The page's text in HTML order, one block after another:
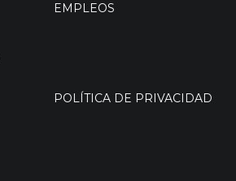
EMPLEOS
POLÍTICA DE PRIVACIDAD